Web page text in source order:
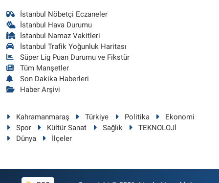
İstanbul Nöbetçi Eczaneler
İstanbul Hava Durumu
İstanbul Namaz Vakitleri
İstanbul Trafik Yoğunluk Haritası
Süper Lig Puan Durumu ve Fikstür
Tüm Manşetler
Son Dakika Haberleri
Haber Arşivi
Kahramanmaraş Türkiye Politika
Ekonomi
Spor
Kültür Sanat Sağlık
TEKNOLOJİ
Dünya
İlçeler